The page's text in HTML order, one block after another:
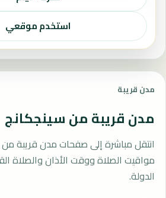
استخدم موقعي
مدن قريبة
مدن قريبة من سينجكانج
انتقل مباشرة إلى صفحات مدن قريبة
مواقيت الصلاة ووقت الأذان والصلاة
الدولة.